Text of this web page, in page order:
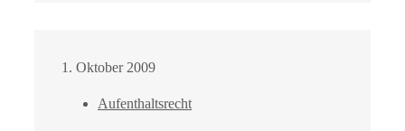
1. Oktober 2009
Aufenthaltsrecht